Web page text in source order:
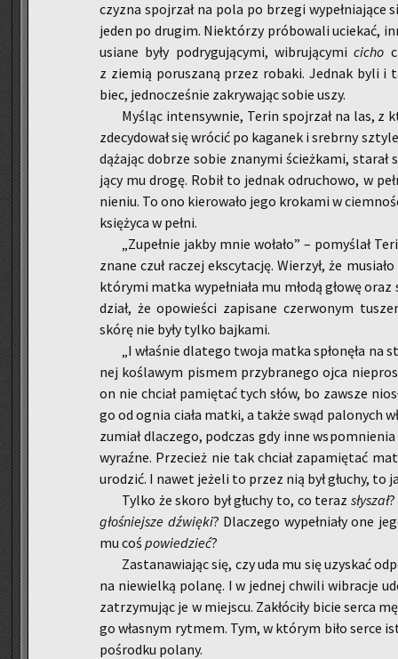
czy­zna spoj­rzał na pola po brze­gi wy­peł­nia­ją­ce
jeden po dru­gim. Nie­któ­rzy pró­bo­wa­li ucie­kać,
usia­ne były po­dry­gu­ją­cy­mi, wi­bru­ją­cy­micicho
z zie­mią po­ru­sza­ną przez ro­ba­ki. Jed­nak byli i
biec, jed­no­cze­śnie za­kry­wa­jąc sobie uszy.
My­śląc in­ten­syw­nie, Terin spoj­rzał na las, z
zde­cy­do­wał się wró­cić po ka­ga­nek i srebr­ny
dą­ża­jąc do­brze sobie zna­ny­mi ścież­ka­mi,
ją­cy mu drogę. Robił to jed­nak od­ru­cho­wo, w
nie­niu. To ono kie­ro­wa­ło jego kro­ka­mi w
księ­ży­ca w pełni.
„Zu­peł­nie jakby mnie wo­ła­ło” – po­my­ślał
zna­ne czuł ra­czej eks­cy­ta­cję. Wie­rzył, że
któ­ry­mi matka wy­peł­nia­ła mu młodą głowę
dział, że opo­wie­ści za­pi­sa­ne czer­wo­nym
skórę nie były tylko baj­ka­mi.
„I wła­śnie dla­te­go twoja matka spło­nę­ła na
nej ko­śla­wym pi­smem przy­bra­ne­go ojca
on nie chciał pa­mię­tać tych słów, bo za­wsze
go od ognia ciała matki, a także swąd pa­lo­nych
zu­miał dla­cze­go, pod­czas gdy inne
wy­raź­ne. Prze­cież nie tak chciał za­pa­mię­tać
uro­dzić. I nawet je­że­li to przez nią był głu­chy, to
Tylko że skoro był głu­chy to, co teraz sły­szał
gło­śniej­sze dźwię­ki? Dla­cze­go wy­peł­nia­ły one
mu cośpo­wie­dzieć?
Za­sta­na­wia­jąc się, czy uda mu się uzy­skać
na nie­wiel­ką po­la­nę. I w jed­nej chwi­li wi­bra­cje
za­trzy­mu­jąc je w miej­scu. Za­kłó­ci­ły bicie serca
go wła­snym ryt­mem. Tym, w któ­rym biło serce
po­środ­ku po­la­ny.